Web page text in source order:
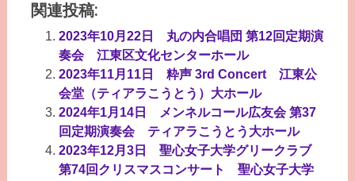
関連投稿:
2023年10月22日 丸の内合唱団 第12回定期演
奏会 江東区文化センターホール
2023年11月11日 粋声 3rd Concert 江東公
会堂（ティアラこうとう）大ホール
2024年1月14日 メンネルコール広友会 第37
回定期演奏会 ティアラこうとう大ホール
2023年12月3日 聖心女子大学グリークラブ
第74回クリスマスコンサート 聖心女子大学